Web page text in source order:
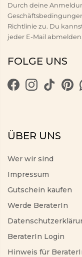
Durch deine
Richtlinie zu. Du
jeder E-Mail
FOLGE UNS
ÜBER UNS
Wer wir sind
Impressum
Gutschein kaufen
Werde BeraterIn
BeraterIn Login
Hinweis für